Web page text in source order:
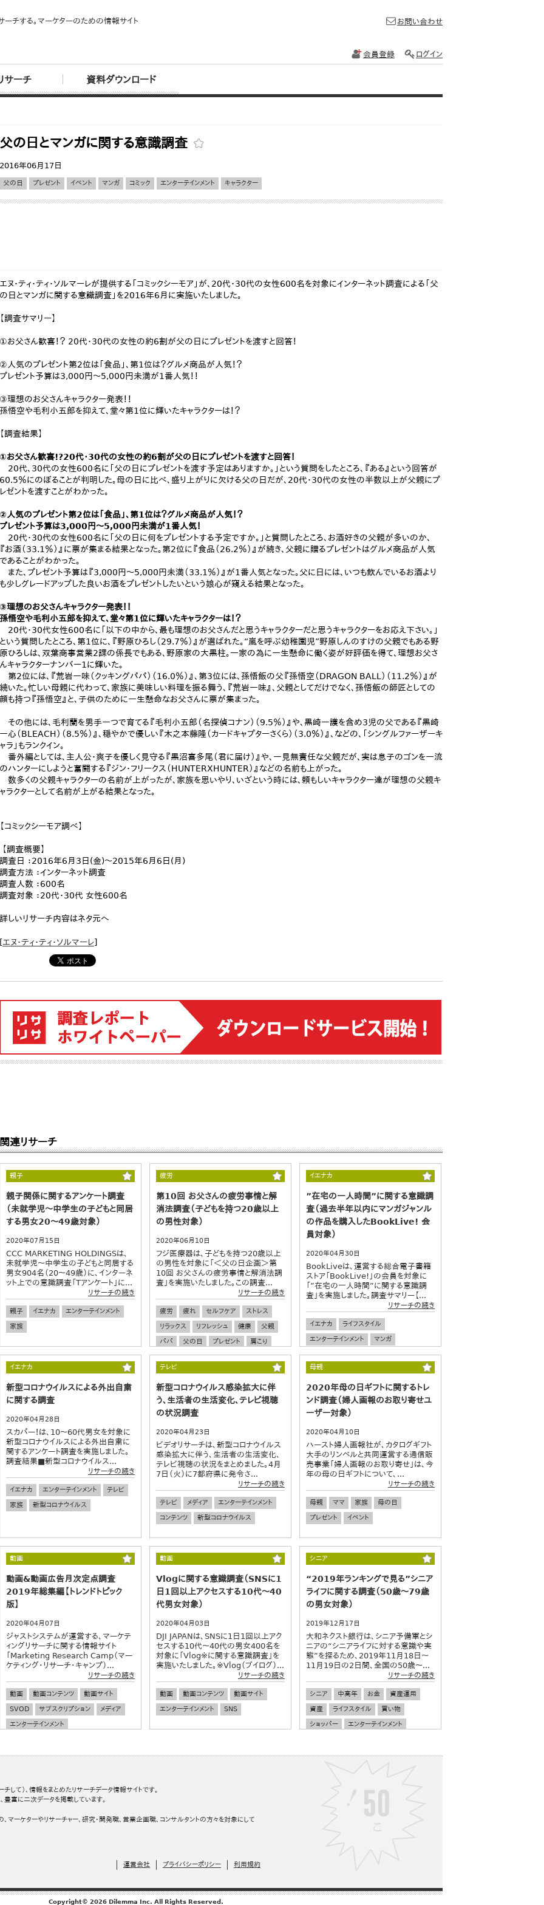
ーチする。マーケターのための情報サイト
サーチ 資料ダウンロード
お問い合わせ
会員登録 ログイン
父の日とマンガに関する意識調査
2016年06月17日
父の日 プレゼント イベント マンガ コミック エンターテインメント キャラクター
エヌ・ティ・ティ・ソルマーレが提供する「コミックシーモア」が、20代・30代の女性600名を対象にインターネット調査による「父
の日とマンガに関する意識調査」を2016年6月に実施いたしました。
【調査サマリー】
①お父さん歓喜！？ 20代・30代の女性の約6割が父の日にプレゼントを渡すと回答！
②人気のプレゼント第2位は「食品」、第1位は？グルメ商品が人気！？
プレゼント予算は3,000円～5,000円未満が1番人気！！
③理想のお父さんキャラクター発表！！
孫悟空や毛利小五郎を抑えて、堂々第1位に輝いたキャラクターは！？
【調査結果】
①お父さん歓喜!?20代・30代の女性の約6割が父の日にプレゼントを渡すと回答！
20代、30代の女性600名に「父の日にプレゼントを渡す予定はありますか。」という質問をしたところ、『ある』という回答が
60.5％にのぼることが判明した。母の日に比べ、盛り上がりに欠ける父の日だが、20代・30代の女性の半数以上が父親にプ
レゼントを渡すことがわかった。
②人気のプレゼント第2位は「食品」、第1位は？グルメ商品が人気！？
プレゼント予算は3,000円～5,000円未満が1番人気！
20代・30代の女性600名に「父の日に何をプレゼントする予定ですか。」と質問したところ、お酒好きの父親が多いのか、
『お酒（33.1％）』に票が集まる結果となった。第2位に『食品（26.2％）』が続き、父親に贈るプレゼントはグルメ商品が人気
であることがわかった。
また、プレゼント予算は『3,000円～5,000円未満（33.1％）』が1番人気となった。父に日には、いつも飲んでいるお酒より
も少しグレードアップした良いお酒をプレゼントしたいという娘心が窺える結果となった。
③理想のお父さんキャラクター発表！！
孫悟空や毛利小五郎を抑えて、堂々第1位に輝いたキャラクターは！？
20代・30代女性600名に「以下の中から、最も理想のお父さんだと思うキャラクターだと思うキャラクターをお応え下さい。」
という質問したところ、第1位に、『野原ひろし（29.7％）』が選ばれた。“嵐を呼ぶ幼稚園児”野原しんのすけの父親でもある野
原ひろしは、双葉商事営業2課の係長でもある、野原家の大黒柱。一家の為に一生懸命に働く姿が好評価を得て、理想お父さ
んキャラクターナンバー1に輝いた。
第2位には、『荒岩一味（クッキングパパ）（16.0％）』、第3位には、孫悟飯の父『孫悟空（DRAGON BALL）（11.2％）』が
続いた。忙しい母親に代わって、家族に美味しい料理を振る舞う、『荒岩一味』、父親としてだけでなく、孫悟飯の師匠としての
顔も持つ『孫悟空』と、子供のために一生懸命なお父さんに票が集まった。
その他には、毛利蘭を男手一つで育てる『毛利小五郎（名探偵コナン）（9.5％）』や、黒崎一護を含め3児の父である『黒崎
一心（BLEACH）（8.5％）』、穏やかで優しい『木之本藤隆（カードキャプターさくら）（3.0％）』、などの、「シングルファーザーキ
ャラ」もランクイン。
番外編としては、主人公・爽子を優しく見守る『黒沼喜多尾（君に届け）』や、一見無責任な父親だが、実は息子のゴンを一流
のハンターにしようと奮闘する『ジン・フリークス（HUNTERXHUNTER）』などの名前も上がった。
数多くの父親キャラクターの名前が上がったが、家族を思いやり、いざという時には、頼もしいキャラクター達が理想の父親キ
ャラクターとして名前が上がる結果となった。
【コミックシーモア調べ】
【調査概要】
調査日 ：2016年6月3日(金)～2015年6月6日(月)
調査方法 ：インターネット調査
調査人数 ：600名
調査対象 ：20代・30代 女性600名
詳しいリサーチ内容はネタ元へ
[エヌ・ティ・ティ・ソルマーレ]
関連リサーチ
親子
親子関係に関するアンケート調査
（未就学児～中学生の子どもと同居
する男女20～49歳対象）
2020年07月15日
CCC MARKETING HOLDINGSは、
未就学児～中学生の子どもと同居する
男女904名（20～49歳）に、インターネ
ット上での意識調査「Tアンケート」に...
リサーチの続き
親子 イエナカ
エンターテインメント
家族
疲労
第10回 お父さんの疲労事情と解
消法調査（子どもを持つ20歳以上
の男性対象）
2020年06月10日
フジ医療器は、子どもを持つ20歳以上
の男性を対象に「＜父の日企画＞第
10回 お父さんの疲労事情と解消法調
査」を実施いたしました。この調査...
リサーチの続き
疲労 疲れ セルフケア
ストレス
リラックス
リフレッシュ 健康
父親
パパ
父の日 プレゼント
肩こり
腰痛
イエナカ
”在宅の一人時間”に関する意識調
査（過去半年以内にマンガジャンル
の作品を購入したBookLive! 会
員対象）
2020年04月30日
BookLiveは、運営する総合電子書籍
ストア「BookLive!」の会員を対象に
「”在宅の一人時間”に関する意識調
査」を実施しました。調査サマリー【...
リサーチの続き
イエナカ
ライフスタイル
エンターテインメント
マンガ
イエナカ
新型コロナウイルスによる外出自粛
に関する調査
2020年04月28日
スカパー！は、10～60代男女を対象に
新型コロナウイルスによる外出自粛に
関するアンケート調査を実施しました。
調査結果■新型コロナウイルス...
リサーチの続き
イエナカ エンターテインメント
テレビ
家族
新型コロナウイルス
テレビ
新型コロナウイルス感染拡大に伴
う、生活者の生活変化、テレビ視聴
の状況調査
2020年04月23日
ビデオリサーチは、新型コロナウイルス
感染拡大に伴う、生活者の生活変化、
テレビ視聴の状況をまとめました。4月
7日（火）に7都府県に発令さ...
リサーチの続き
テレビ メディア
エンターテインメント
コンテンツ
新型コロナウイルス
母親
2020年母の日ギフトに関するトレ
ンド調査（婦人画報のお取り寄せユ
ーザー対象）
2020年04月10日
ハースト婦人画報社が、カタログギフト
大手のリンベルと共同運営する通信販
売事業「婦人画報のお取り寄せ」は、今
年の母の日ギフトについて、...
リサーチの続き
母親 ママ 家族
母の日
プレゼント
イベント
動画
動画&動画広告月次定点調査
2019年総集編【トレンドトピック
版】
2020年04月07日
ジャストシステムが運営する、マーケテ
ィングリサーチに関する情報サイト
「Marketing Research Camp（マー
ケティング・リサーチ・キャンプ）...
リサーチの続き
動画 動画コンテンツ
動画サイト
SVOD
サブスクリプション
メディア
エンターテインメント
動画
Vlogに関する意識調査（SNSに1
日1回以上アクセスする10代～40
代男女対象）
2020年04月03日
DJI JAPANは、SNSに1日1回以上アク
セスする10代～40代の男女400名を
対象に「Vlog※に関する意識調査」を
実施いたしました。※Vlog（ブイログ）...
リサーチの続き
動画 動画コンテンツ
動画サイト
エンターテインメント
SNS
シニア
“2019年ランキングで見る”シニア
ライフに関する調査（50歳～79歳
の男女対象）
2019年12月17日
大和ネクスト銀行は、シニア予備軍とシ
ニアの“シニアライフに対する意識や実
態”を探るため、2019年11月18日～
11月19日の2日間、全国の50歳～...
リサーチの続き
シニア 中高年 お金
資産運用
資産
ライフスタイル
買い物
ショッパー
エンターテインメント
して）、情報をまとめたリサーチデータ情報サイトです。
富に二次データを掲載しています。
マーケターやリサーチャー、研究・開発職、営業企画職、コンサルタントの方々を対象にして
利用規約
プライバシーポリシー
運営会社
Copyright© 2026 Dilemma Inc. All Rights Reserved.